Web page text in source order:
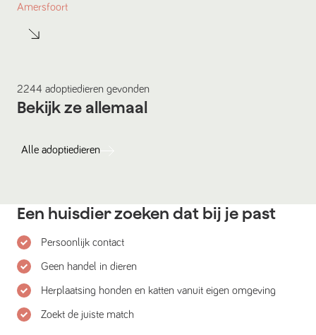
Amersfoort
2244 adoptiedieren gevonden
Bekijk ze allemaal
Alle adoptiedieren
Een huisdier zoeken dat bij je past
Persoonlijk contact
Geen handel in dieren
Herplaatsing honden en katten vanuit eigen omgeving
Zoekt de juiste match